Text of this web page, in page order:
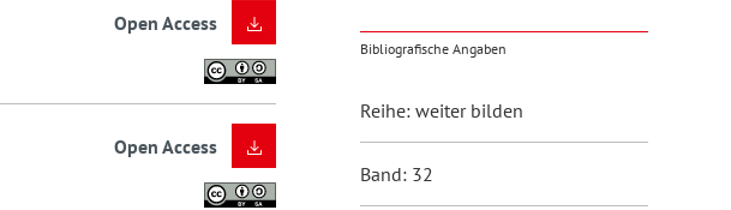
Open Access
Open Access
Bibliografische Angaben
Reihe: weiter bilden
Band: 32